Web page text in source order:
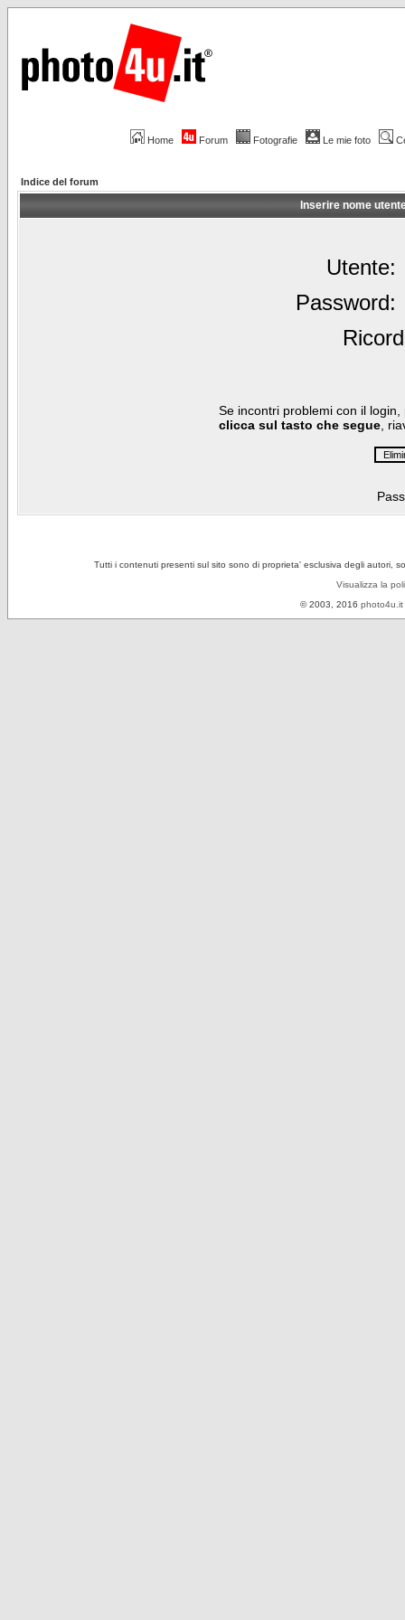
Home Forum Fotografie Le mie foto
Indice del forum
Inserire nome
Utente:
Password:
Se incontri problemi con il
clicca sul tasto che segue ,
Tutti i contenuti presenti sul sito sono di proprieta' esclusiva degli autori,
Visualizza la
© 2003, 2016 photo4u.it